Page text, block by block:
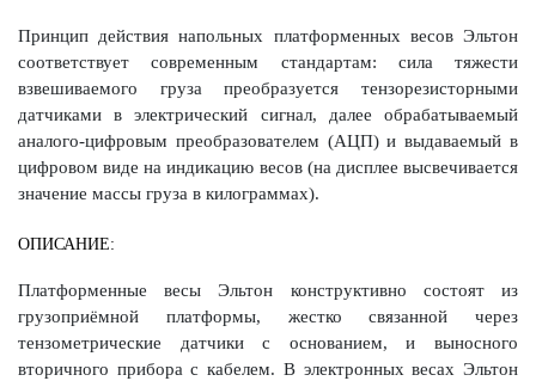
Принцип действия напольных платформенных весов Эльтон
соответствует современным стандартам: сила тяжести
взвешиваемого груза преобразуется тензорезисторными
датчиками в электрический сигнал, далее обрабатываемый
аналого-цифровым преобразователем (АЦП) и выдаваемый в
цифровом виде на индикацию весов (на дисплее высвечивается
значение массы груза в килограммах).
ОПИСАНИЕ:
Платформенные весы Эльтон конструктивно состоят из
грузоприёмной платформы, жестко связанной через
тензометрические датчики с основанием, и выносного
вторичного прибора с кабелем. В электронных весах Эльтон